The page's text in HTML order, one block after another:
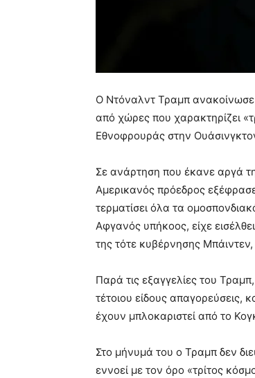
Ο Ντόναλντ Τραμπ ανακοίνωσε
από χώρες που χαρακτηρίζει
Εθνοφρουράς στην
Σε ανάρτηση που έκανε αργά
Αμερικανός πρόεδρος
τερματίσει όλα τα
Αφγανός υπήκοος, είχε
της τότε κυβέρνησης
Παρά τις εξαγγελίες του
τέτοιου είδους απαγορεύσεις,
έχουν μπλοκαριστεί από το
Στο μήνυμά του ο Τραμπ δεν
εννοεί με τον όρο «τρίτος